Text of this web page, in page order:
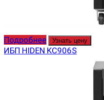
Подробнее Узнать цену
ИБП HIDEN KC906S